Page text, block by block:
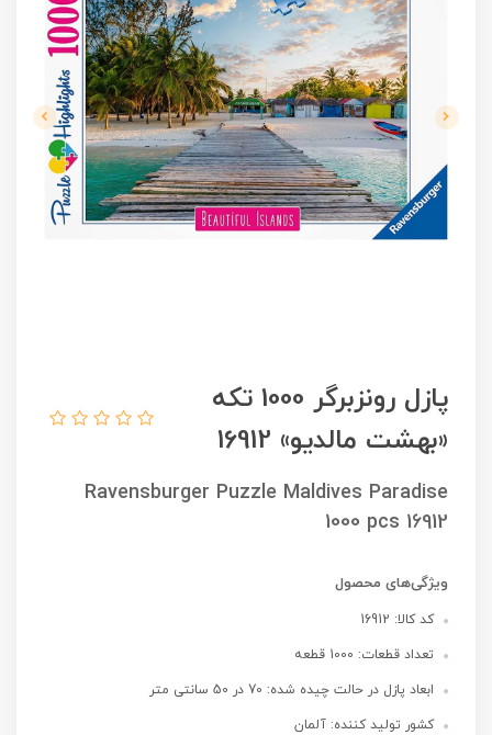
پازل رونزبرگر 1000 تکه
«بهشت مالدیو» 16912
Ravensburger Puzzle Maldives Paradise
1000 pcs 16912
ویژگی‌های محصول
کد کالا: 16912
تعداد قطعات: 1000 قطعه
ابعاد پازل در حالت چیده شده: 70 در 50 سانتی متر
کشور تولید کننده: آلمان